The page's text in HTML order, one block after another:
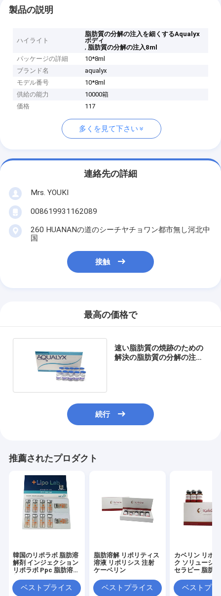
製品の説明
ハイライト
脂肪質の分解の注入を細くするAqualyx
ボディ
, 脂肪質の分解の注入8ml
パッケージの詳細
10*8ml
ブランド名
aqualyx
モデル番号
10*8ml
供給の能力
10000箱
価格
117
多くを見て下さい
連絡先の詳細
Mrs. YOUKI
008619931162089
260 HUANANの道のシーチヤチョワン都市無し河北中
国
接触
最高の価格で
速い脂肪質の焼跡のための
解決の脂肪質の分解の注入
続行
推薦されたプロダクト
韓国のリポラボ 脂肪溶
解剤 インジェクション
リポラボ Ppc 脂肪溶解
ベストプライス
脂肪溶解 リポリティス
溶液 リポリシス 注射
ケーベリン
ベストプライス
カベリン リポ
ク ソリューシ
セラピー 脂肪
ス 注射
ベストプラ